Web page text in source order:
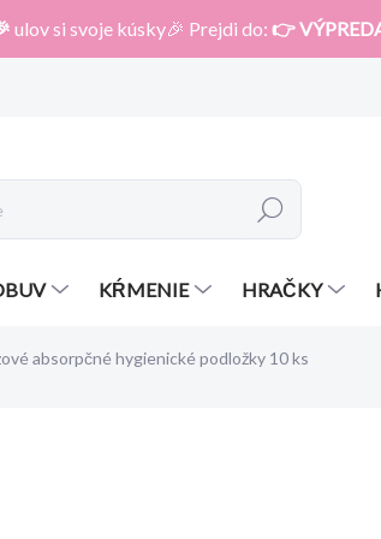
ulov si svoje kúsky🎉 Prejdi do: 👉
Hľadať
KŔMENIE HRAČKY
absorpčné hygienické podložky 10 ks